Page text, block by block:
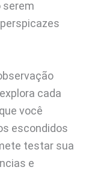
serem
cada
você
escondidos
testar sua
e